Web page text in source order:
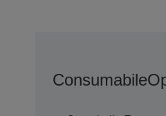
Consumabile